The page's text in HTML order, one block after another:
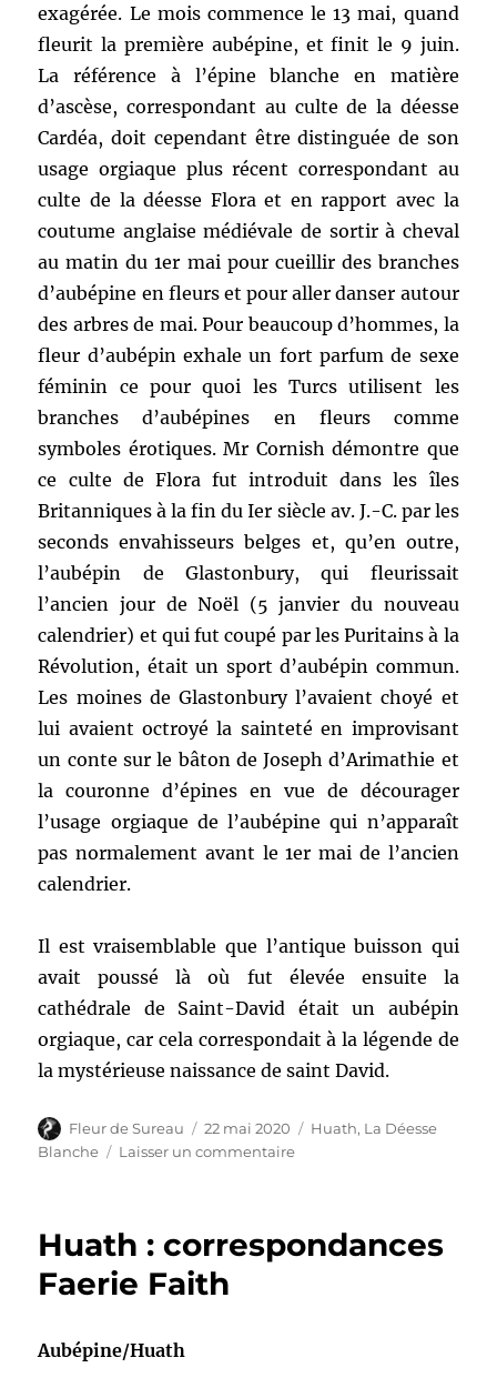
exagérée. Le mois commence le 13 mai, quand
fleurit la première aubépine, et finit le 9 juin.
La référence à l’épine blanche en matière
d’ascèse, correspondant au culte de la déesse
Cardéa, doit cependant être distinguée de son
usage orgiaque plus récent correspondant au
culte de la déesse Flora et en rapport avec la
coutume anglaise médiévale de sortir à cheval
au matin du 1er mai pour cueillir des branches
d’aubépine en fleurs et pour aller danser autour
des arbres de mai. Pour beaucoup d’hommes, la
fleur d’aubépin exhale un fort parfum de sexe
féminin ce pour quoi les Turcs utilisent les
branches d’aubépines en fleurs comme
symboles érotiques. Mr Cornish démontre que
ce culte de Flora fut introduit dans les îles
Britanniques à la fin du Ier siècle av. J.-C. par les
seconds envahisseurs belges et, qu’en outre,
l’aubépin de Glastonbury, qui fleurissait
l’ancien jour de Noël (5 janvier du nouveau
calendrier) et qui fut coupé par les Puritains à la
Révolution, était un sport d’aubépin commun.
Les moines de Glastonbury l’avaient choyé et
lui avaient octroyé la sainteté en improvisant
un conte sur le bâton de Joseph d’Arimathie et
la couronne d’épines en vue de décourager
l’usage orgiaque de l’aubépine qui n’apparaît
pas normalement avant le 1er mai de l’ancien
calendrier.
Il est vraisemblable que l’antique buisson qui
avait poussé là où fut élevée ensuite la
cathédrale de Saint-David était un aubépin
orgiaque, car cela correspondait à la légende de
la mystérieuse naissance de saint David.
Auteur
Fleur de Sureau
Publié
le
22 mai 2020 Catégories
Huath, La Déesse
Blanche
Laisser un commentairesur
[La
Huath : correspondances
Faerie Faith
Aubépine/Huath